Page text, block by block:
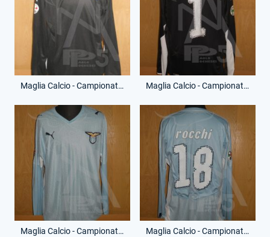
Maglia Calcio - Campionato Serie A - Juan Pablo Carrizo - 1 - (Fronte) Maglia Calcio - Campionato Serie A - Juan Pablo Carrizo - 1 - (Retro)
Maglia Calcio - Campionato Serie A - Tommaso Rocchi - 18 - (Fronte) Maglia Calcio - Campionato Serie A - Tommaso Rocchi - 18 - (Retro)